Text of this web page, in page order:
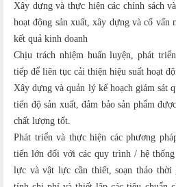
Xây dựng và thực hiện các chính sách
hoạt động sản xuất, xây dựng và cố vấn
kết quả kinh doanh
Chịu trách nhiệm huấn luyện, phát
tiếp để liên tục cải thiện hiệu suất hoạt
Xây dựng và quản lý kế hoạch giám sát
tiến độ sản xuất, đảm bảo sản phẩm
chất lượng tốt.
Phát triển và thực hiện các phương
tiến lớn đối với các quy trình / hệ
lực và vật lực cần thiết, soạn thảo thời